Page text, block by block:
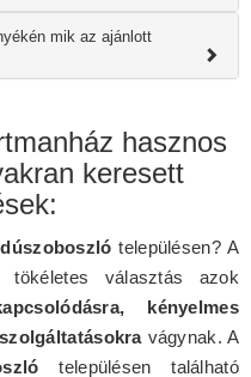
mik az ajánlott
hasznos
keresett
településen? A
tökéletes választás azok
kényelmes
vágynak. A
településen található